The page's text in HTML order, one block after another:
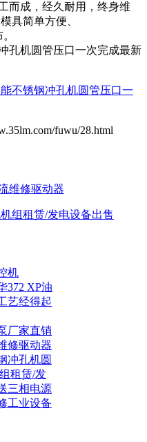
而成，经久耐用，终身维
具简单方便、
孔机圆管压口一次完成最新
不锈钢冲孔机圆管压口一
fuwu/28.html
维修驱动器
组租赁/发电设备出售
机
372 XP油
艺经得起
厂家直销
修驱动器
冲孔机圆
租赁/发
三相电源
工业设备